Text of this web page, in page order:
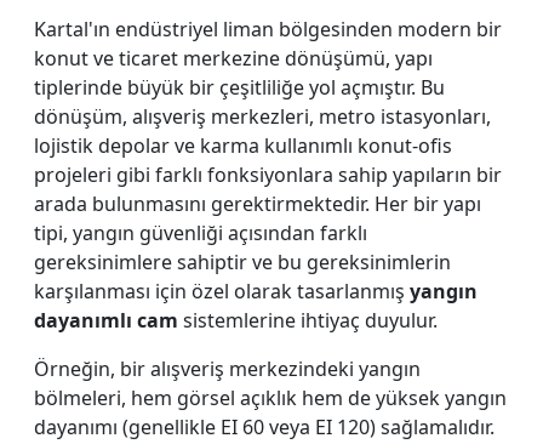
Kartal'ın endüstriyel liman bölgesinden modern bir
konut ve ticaret merkezine dönüşümü, yapı
tiplerinde büyük bir çeşitliliğe yol açmıştır. Bu
dönüşüm, alışveriş merkezleri, metro istasyonları,
lojistik depolar ve karma kullanımlı konut-ofis
projeleri gibi farklı fonksiyonlara sahip yapıların bir
arada bulunmasını gerektirmektedir. Her bir yapı
tipi, yangın güvenliği açısından farklı
gereksinimlere sahiptir ve bu gereksinimlerin
karşılanması için özel olarak tasarlanmış yangın
dayanımlı cam sistemlerine ihtiyaç duyulur.
Örneğin, bir alışveriş merkezindeki yangın
bölmeleri, hem görsel açıklık hem de yüksek yangın
dayanımı (genellikle EI 60 veya EI 120) sağlamalıdır.